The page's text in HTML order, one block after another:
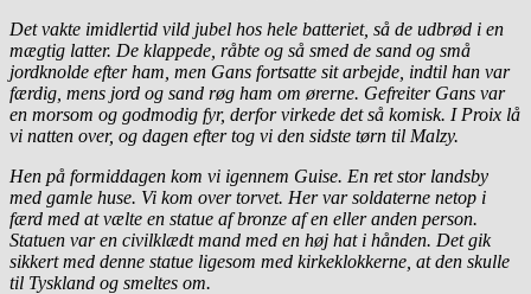
Det vakte imidlertid vild jubel hos hele batteriet, så de udbrød i en
mægtig latter. De klappede, råbte og så smed de sand og små
jordknolde efter ham, men Gans fortsatte sit arbejde, indtil han var
færdig, mens jord og sand røg ham om ørerne. Gefreiter Gans var
en morsom og godmodig fyr, derfor virkede det så komisk. I Proix lå
vi natten over, og dagen efter tog vi den sidste tørn til Malzy.
Hen på formiddagen kom vi igennem Guise. En ret stor landsby
med gamle huse. Vi kom over torvet. Her var soldaterne netop i
færd med at vælte en statue af bronze af en eller anden person.
Statuen var en civilklædt mand med en høj hat i hånden. Det gik
sikkert med denne statue ligesom med kirkeklokkerne, at den skulle
til Tyskland og smeltes om.